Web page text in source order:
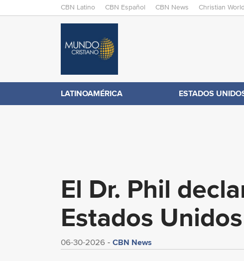
M
N
E
CBN Latino CBN Español CBN News Christian
C
B
N
.
m
LATINOAMÉRICA ESTADOS
El Dr. Phil
Estados
06-30-2026 CBN News